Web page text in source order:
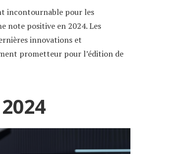
incontournable pour les
note positive en 2024. Les
innovations et
prometteur pour l’édition de